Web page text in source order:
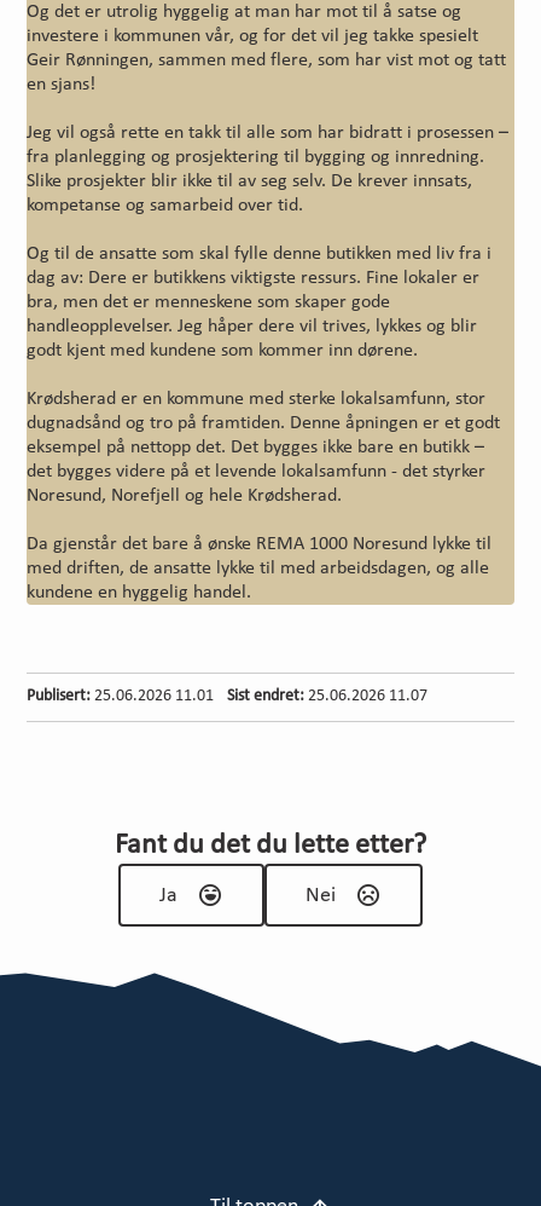
Og det er utrolig hyggelig at man har mot til å satse og
investere i kommunen vår, og for det vil jeg takke spesielt
Geir Rønningen, sammen med flere, som har vist mot og tatt
en sjans!
Jeg vil også rette en takk til alle som har bidratt i prosessen –
fra planlegging og prosjektering til bygging og innredning.
Slike prosjekter blir ikke til av seg selv. De krever innsats,
kompetanse og samarbeid over tid.
Og til de ansatte som skal fylle denne butikken med liv fra i
dag av: Dere er butikkens viktigste ressurs. Fine lokaler er
bra, men det er menneskene som skaper gode
handleopplevelser. Jeg håper dere vil trives, lykkes og blir
godt kjent med kundene som kommer inn dørene.
Krødsherad er en kommune med sterke lokalsamfunn, stor
dugnadsånd og tro på framtiden. Denne åpningen er et godt
eksempel på nettopp det. Det bygges ikke bare en butikk –
det bygges videre på et levende lokalsamfunn - det styrker
Noresund, Norefjell og hele Krødsherad.
Da gjenstår det bare å ønske REMA 1000 Noresund lykke til
med driften, de ansatte lykke til med arbeidsdagen, og alle
kundene en hyggelig handel.
Publisert 25.06.2026 11.01 Sist endret 25.06.2026 11.07
Fant du det du lette etter?
Ja Nei